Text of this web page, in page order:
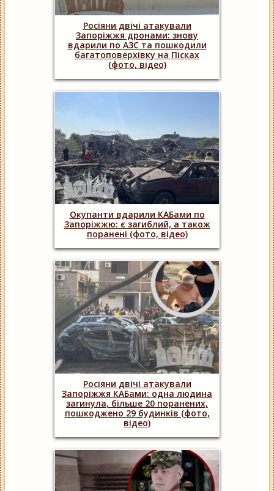
Росіяни двічі атакували
Запоріжжя дронами: знову
вдарили по АЗС та пошкодили
багатоповерхівку на Пісках
(фото, відео)
Окупанти вдарили КАБами по
Запоріжжю: є загиблий, а також
поранені (фото, відео)
Росіяни двічі атакували
Запоріжжя КАБами: одна людина
загинула, більше 20 поранених,
пошкоджено 29 будинків (фото,
відео)